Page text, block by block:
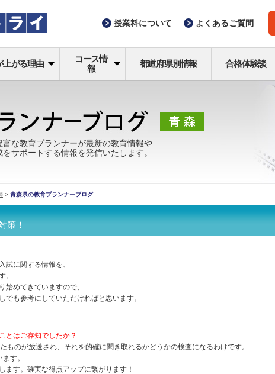
授業料について よくあるご質問
上がる理由
コース情
報
都道府県別情報 合格体験談
な教育プランナーが最新の教育情報や
サポートする情報を発信いたします。
> 青森県の教育プランナーブログ
策！
試に関する情報を、
。
始めてきていますので、
でも参考にしていただければと思います。
とはご存知でしたか？
ものが放送され、それを的確に聞き取れるかどうかの検査になるわけです。
す。
ます。確実な得点アップに繋がります！